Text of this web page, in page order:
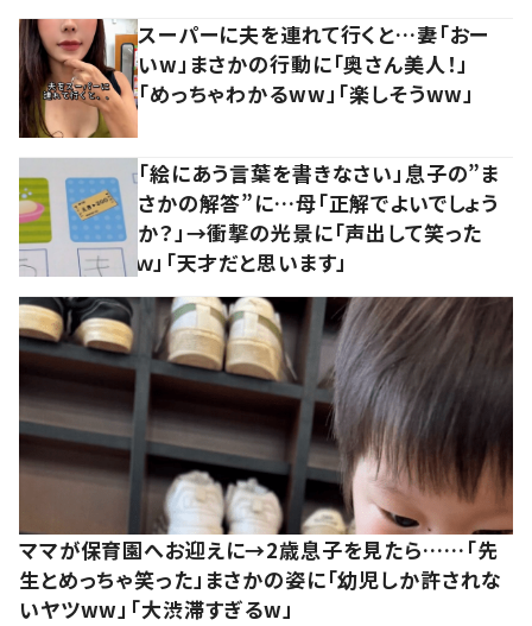
スーパーに夫を連れて行くと…妻「おー
いw」まさかの行動に「奥さん美人！」
「めっちゃわかるww」「楽しそうww」
「絵にあう言葉を書きなさい」息子の”ま
さかの解答”に…母「正解でよいでしょう
か？」→衝撃の光景に「声出して笑った
ｗ」「天才だと思います」
ママが保育園へお迎えに→2歳息子を見たら……「先
生とめっちゃ笑った」まさかの姿に「幼児しか許されな
いヤツww」「大渋滞すぎるw」